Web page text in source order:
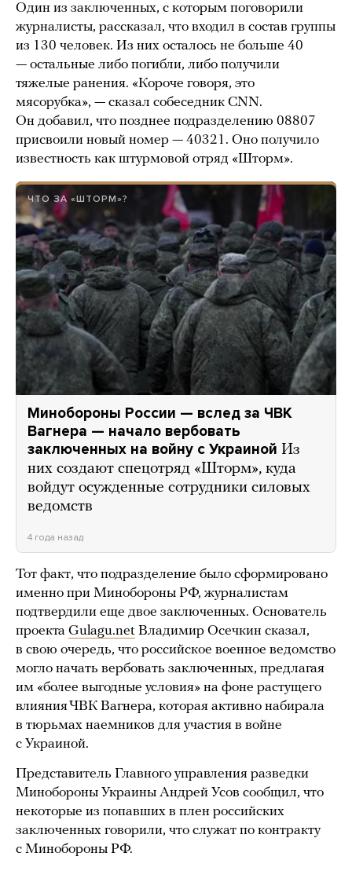
Один из заключенных, с которым поговорили
журналисты, рассказал, что входил в состав группы
из 130 человек. Из них осталось не больше 40
— остальные либо погибли, либо получили
тяжелые ранения. «Короче говоря, это
мясорубка», — сказал собеседник CNN.
Он добавил, что позднее подразделению 08807
присвоили новый номер — 40321. Оно получило
известность как штурмовой отряд «Шторм».
ЧТО ЗА «ШТОРМ»?
Минобороны России — вслед за ЧВК
Вагнера — начало вербовать
заключенных на войну с Украиной Из
них создают спецотряд «Шторм», куда
войдут осужденные сотрудники силовых
ведомств
4 года назад
Тот факт, что подразделение было сформировано
именно при Минобороны РФ, журналистам
подтвердили еще двое заключенных. Основатель
проекта Gulagu.net Владимир Осечкин сказал,
в свою очередь, что российское военное ведомство
могло начать вербовать заключенных, предлагая
им «более выгодные условия» на фоне растущего
влияния ЧВК Вагнера, которая активно набирала
в тюрьмах наемников для участия в войне
с Украиной.
Представитель Главного управления разведки
Минобороны Украины Андрей Усов сообщил, что
некоторые из попавших в плен российских
заключенных говорили, что служат по контракту
с Минобороны РФ.